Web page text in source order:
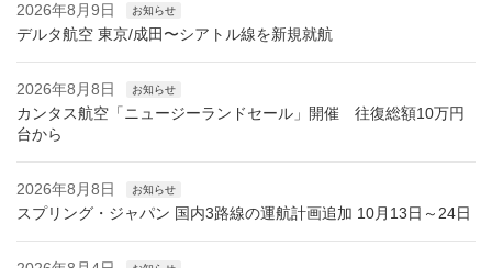
2026年8月9日 お知らせ
デルタ航空 東京/成田〜シアトル線を新規就航
2026年8月8日 お知らせ
カンタス航空「ニュージーランドセール」開催 往復総額10万円
台から
2026年8月8日 お知らせ
スプリング・ジャパン 国内3路線の運航計画追加 10月13日～24日